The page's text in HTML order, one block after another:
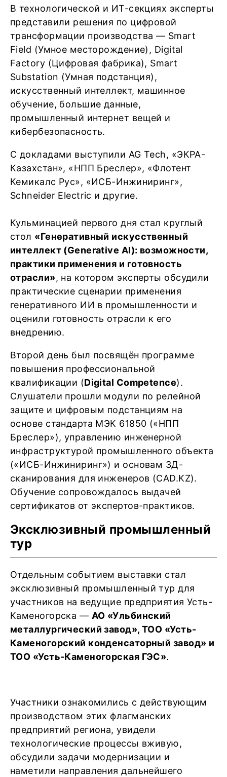
В технологической и ИТ-секциях эксперты
представили решения по цифровой
трансформации производства — Smart
Field (Умное месторождение), Digital
Factory (Цифровая фабрика), Smart
Substation (Умная подстанция),
искусственный интеллект, машинное
обучение, большие данные,
промышленный интернет вещей и
кибербезопасность.
С докладами выступили AG Tech, «ЭКРА-
Казахстан», «НПП Бреслер», «Флотент
Кемикалс Рус», «ИСБ-Инжиниринг»,
Schneider Electric и другие.
Кульминацией первого дня стал круглый
стол «Генеративный искусственный
интеллект (Generative AI): возможности,
практики применения и готовность
отрасли», на котором эксперты обсудили
практические сценарии применения
генеративного ИИ в промышленности и
оценили готовность отрасли к его
внедрению.
Второй день был посвящён программе
повышения профессиональной
квалификации (Digital Competence).
Слушатели прошли модули по релейной
защите и цифровым подстанциям на
основе стандарта МЭК 61850 («НПП
Бреслер»), управлению инженерной
инфраструктурой промышленного объекта
(«ИСБ-Инжиниринг») и основам 3Д-
сканирования для инженеров (CAD.KZ).
Обучение сопровождалось выдачей
сертификатов от экспертов-практиков.
Эксклюзивный промышленный
тур
Отдельным событием выставки стал
эксклюзивный промышленный тур для
участников на ведущие предприятия Усть-
Каменогорска — АО «Ульбинский
металлургический завод», ТОО «Усть-
Каменогорский конденсаторный завод» и
ТОО «Усть-Каменогорская ГЭС».
Участники ознакомились с действующим
производством этих флагманских
предприятий региона, увидели
технологические процессы вживую,
обсудили задачи модернизации и
наметили направления дальнейшего